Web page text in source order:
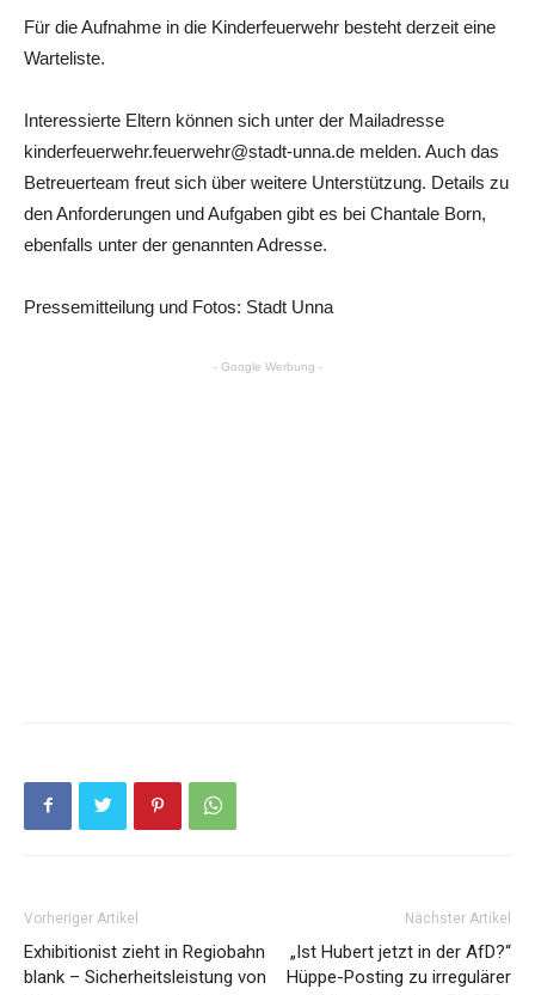
Für die Aufnahme in die Kinderfeuerwehr besteht derzeit eine
Warteliste.
Interessierte Eltern können sich unter der Mailadresse
kinderfeuerwehr.feuerwehr@stadt-unna.de melden. Auch das
Betreuerteam freut sich über weitere Unterstützung. Details zu
den Anforderungen und Aufgaben gibt es bei Chantale Born,
ebenfalls unter der genannten Adresse.
Pressemitteilung und Fotos: Stadt Unna
- Google Werbung -
Vorheriger Artikel
Exhibitionist zieht in Regiobahn
blank – Sicherheitsleistung von
Nächster Artikel
„Ist Hubert jetzt in der AfD?“
Hüppe-Posting zu irregulärer